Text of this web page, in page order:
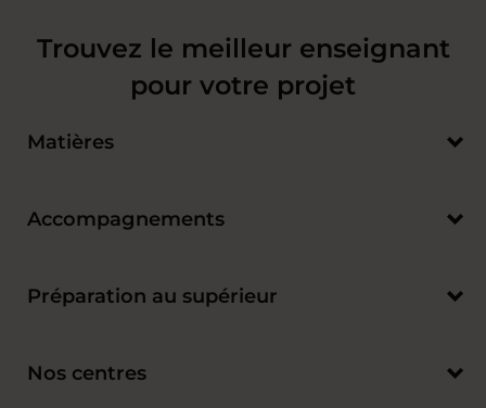
Trouvez le meilleur enseignant
pour votre projet
Matières
Accompagnements
Préparation au supérieur
Nos centres